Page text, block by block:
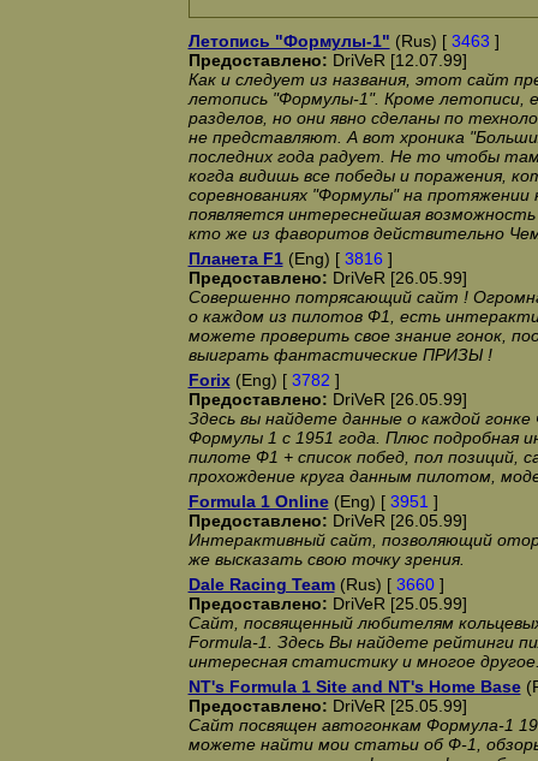
Летопись "Формулы-1" (Rus) [ 3463 ]
Предоставлено: DriVeR [12.07.99]
Как и следует из названия, этот сайт
летопись "Формулы-1". Кроме летописи,
разделов, но они явно сделаны по
не представляют. А вот хроника
последних года радует. Не то чтобы
когда видишь все победы и поражения,
соревнованиях "Формулы" на протяжении
появляется интереснейшая
кто же из фаворитов действительно
Планета F1(Eng) [ 3816 ]
Предоставлено: DriVeR [26.05.99]
Совершенно потрясающий сайт !
о каждом из пилотов Ф1, есть
можете проверить свое знание гонок,
выиграть фантастические ПРИЗЫ !
Forix(Eng) [ 3782 ]
Предоставлено: DriVeR [26.05.99]
Здесь вы найдете данные о каждой
Формулы 1 с 1951 года. Плюс подробная
пилоте Ф1 + список побед, пол позиций,
прохождение круга данным пилотом,
Formula 1 Online(Eng) [ 3951 ]
Предоставлено: DriVeR [26.05.99]
Интерактивный сайт, позволяющий
же высказать свою точку зрения.
Dale Racing Team(Rus) [ 3660]
Предоставлено: DriVeR [25.05.99]
Сайт, посвященный любителям
Formula-1. Здесь Вы найдете рейтинги
интересная статистику и многое
NT's Formula 1 Site and NT's Home Base
Предоставлено: DriVeR [25.05.99]
Сайт посвящен автогонкам Формула-1
можете найти мои статьи об Ф-1,